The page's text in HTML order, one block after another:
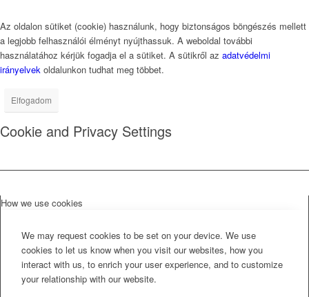
Az oldalon sütiket (cookie) használunk, hogy biztonságos böngészés mellett
a legjobb felhasználói élményt nyújthassuk. A weboldal további
használatához kérjük fogadja el a sütiket. A sütikről az adatvédelmi
irányelvek oldalunkon tudhat meg többet.
Elfogadom
Cookie and Privacy Settings
How we use cookies
We may request cookies to be set on your device. We use
cookies to let us know when you visit our websites, how you
interact with us, to enrich your user experience, and to customize
your relationship with our website.